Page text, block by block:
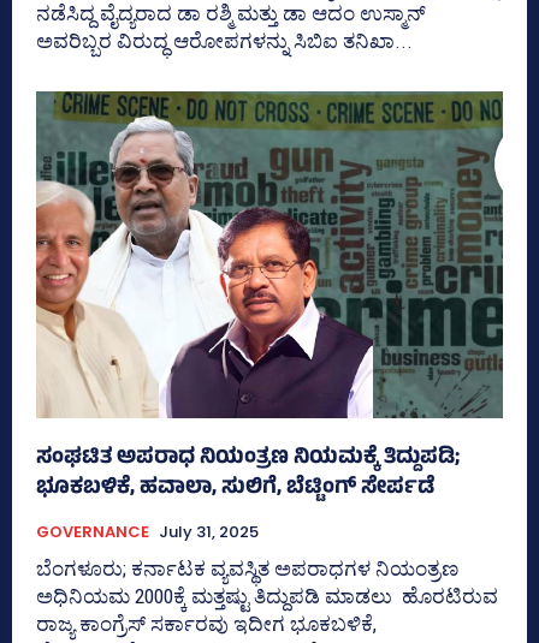
ನಡೆಸಿದ್ದ ವೈದ್ಯರಾದ ಡಾ ರಶ್ಮಿ ಮತ್ತು ಡಾ ಆದಂ ಉಸ್ಮಾನ್‌
ಅವರಿಬ್ಬರ ವಿರುದ್ಧ ಆರೋಪಗಳನ್ನು ಸಿಬಿಐ ತನಿಖಾ...
ಸಂಘಟಿತ ಅಪರಾಧ ನಿಯಂತ್ರಣ ನಿಯಮಕ್ಕೆ ತಿದ್ದುಪಡಿ;
ಭೂಕಬಳಿಕೆ, ಹವಾಲಾ, ಸುಲಿಗೆ, ಬೆಟ್ಟಿಂಗ್ ಸೇರ್ಪಡೆ
GOVERNANCE July 31, 2025
ಬೆಂಗಳೂರು; ಕರ್ನಾಟಕ ವ್ಯವಸ್ಥಿತ ಅಪರಾಧಗಳ ನಿಯಂತ್ರಣ
ಅಧಿನಿಯಮ 2000ಕ್ಕೆ ಮತ್ತಷ್ಟು ತಿದ್ದುಪಡಿ ಮಾಡಲು ಹೊರಟಿರುವ
ರಾಜ್ಯ ಕಾಂಗ್ರೆಸ್‌ ಸರ್ಕಾರವು ಇದೀಗ ಭೂಕಬಳಿಕೆ,